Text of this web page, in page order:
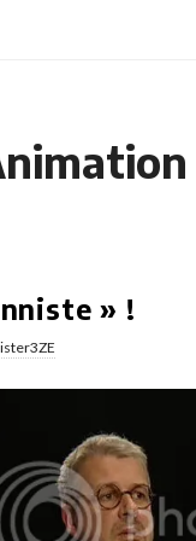
» !